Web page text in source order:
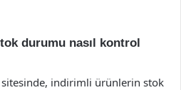
durumu nasıl kontrol
sitesinde, indirimli ürünlerin stok